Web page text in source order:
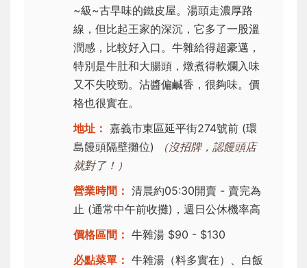
~級~古早味的鐵皮屋。湯頭走濃厚路
線，但比起王家的深沉，它多了一股溫
潤感，比較好入口。牛雜給得超豪邁，
特別是牛肚和大腸頭，燉煮得軟爛入味
又不失咬勁。沾醬偏鹹香，很夠味。價
格也很實在。
地址： 嘉義市東區延平街274號前 (環
島饅頭隔壁攤位)
（沒招牌，認饅頭店
就對了！）
營業時間： 清晨約05:30開賣 - 賣完為
止 (通常中午前收攤)，週日公休機率高
價格區間： 牛雜湯 $90 - $130
必點菜單： 牛雜湯（料多實在）、白飯